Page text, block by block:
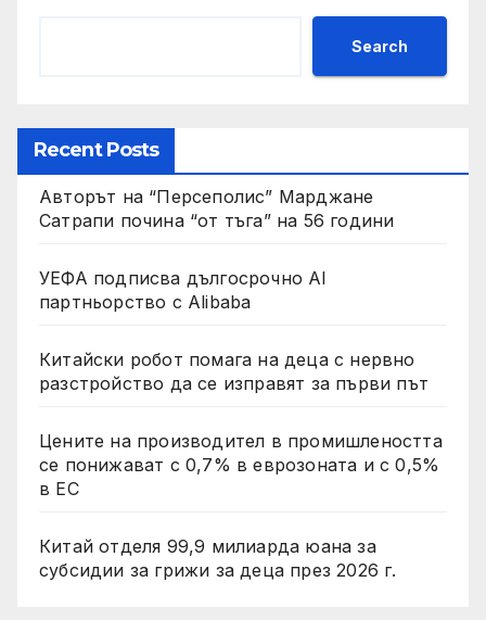
Search
Recent Posts
Авторът на “Персеполис” Марджане
Сатрапи почина “от тъга” на 56 години
УЕФА подписва дългосрочно AI
партньорство с Alibaba
Китайски робот помага на деца с нервно
разстройство да се изправят за първи път
Цените на производител в промишлеността
се понижават с 0,7% в еврозоната и с 0,5%
в ЕС
Китай отделя 99,9 милиарда юана за
субсидии за грижи за деца през 2026 г.